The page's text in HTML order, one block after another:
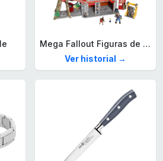
Mega Fallout Figuras de acción y Juguetes de construcción, Parada de Camiones Red Rocket con 824 Piezas, 2 Personajes articulados y Accesorios, para coleccionistas, HXT00
Ver historial →